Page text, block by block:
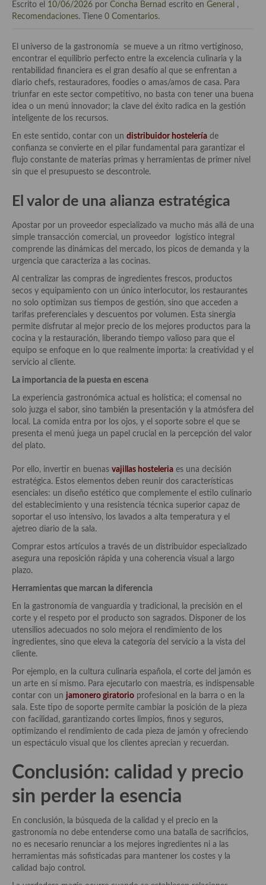
Tiendas especiales
Especias, hierbas, condimentos, espesantes y aditivos
Historia de la gastronomía, platos celebres, cocineros, críticos,
historias culinarias y otras cosas
Origen y evolución de la comida
Protocolo y buenas maneras.
Ocio – restaurantes, bares, tabernas
Viajes eno-gastro-turísticos
Las opiniones de la «Cocinera»
Prensa
Recetas
Acompañamientos
Airfryer recetas
Aderezos, salsas, vinagretas, especias, hierbas aromáticas o
Especias, mezclas de especias
Hierbas aromáticas
Aceites
Mojos y pastas
Sales y polvos
Salsas y mojos
Aperitivos
Bebidas
Bocadillos, hamburguesas, sándwich, emparedados, tostas y
demás
Entrantes y primeros platos
Ensaladas
Entrantes
Gazpachos, salmorejos, sopas y cremas frías
Quínoa
Pasta
Arroces Y fideuás
Cuscús
Huevos
Escrito el 10/06/2026 por Concha Bernad escrito en General
,
Recomendaciones. Tiene 0 Comentarios.
El universo de la gastronomía se mueve a un ritmo vertiginoso,
encontrar el equilibrio perfecto entre la excelencia culinaria y la
rentabilidad financiera es el gran desafío al que se enfrentan a
diario chefs, restauradores, foodies o amas/amos de casa. Para
triunfar en este sector competitivo, no basta con tener una buena
idea o un menú innovador; la clave del éxito radica en la gestión
inteligente de los recursos.
En este sentido, contar con un distribuidor hostelería de
confianza se convierte en el pilar fundamental para garantizar el
flujo constante de materias primas y herramientas de primer nivel
sin que el presupuesto se descontrole.
El valor de una alianza estratégica
Apostar por un proveedor especializado va mucho más allá de una
simple transacción comercial, un proveedor logístico integral
comprende las dinámicas del mercado, los picos de demanda y la
urgencia que caracteriza a las cocinas.
Al centralizar las compras de ingredientes frescos, productos
secos y equipamiento con un único interlocutor, los restaurantes
no solo optimizan sus tiempos de gestión, sino que acceden a
tarifas preferenciales y descuentos por volumen. Esta sinergia
permite disfrutar al mejor precio de los mejores productos para la
cocina y la restauración, liberando tiempo valioso para que el
equipo se enfoque en lo que realmente importa: la creatividad y el
servicio al cliente.
La importancia de la puesta en escena
La experiencia gastronómica actual es holística; el comensal no
solo juzga el sabor, sino también la presentación y la atmósfera del
local. La comida entra por los ojos, y el soporte sobre el que se
presenta el menú juega un papel crucial en la percepción del valor
del plato.
Por ello, invertir en buenas vajillas hosteleria es una decisión
estratégica. Estos elementos deben reunir dos características
esenciales: un diseño estético que complemente el estilo culinario
del establecimiento y una resistencia técnica superior capaz de
soportar el uso intensivo, los lavados a alta temperatura y el
ajetreo diario de la sala.
Comprar estos artículos a través de un distribuidor especializado
asegura una reposición rápida y una coherencia visual a largo
plazo.
Herramientas que marcan la diferencia
En la gastronomía de vanguardia y tradicional, la precisión en el
corte y el respeto por el producto son sagrados. Disponer de los
utensilios adecuados no solo mejora el rendimiento de los
ingredientes, sino que eleva la categoría del servicio a la vista del
cliente.
Por ejemplo, en la cultura culinaria española, el corte del jamón es
un arte en sí mismo. Para ejecutarlo con maestría, es indispensable
contar con un jamonero giratorio profesional en la barra o en la
sala. Este tipo de soporte permite cambiar la posición de la pieza
con facilidad, garantizando cortes limpios, finos y seguros,
optimizando el rendimiento de cada pieza de jamón y ofreciendo
un espectáculo visual que los clientes aprecian y recuerdan.
Conclusión: calidad y precio
sin perder la esencia
En conclusión, la búsqueda de la calidad y el precio en la
gastronomía no debe entenderse como una batalla de sacrificios,
no es necesario renunciar a los mejores ingredientes ni a las
herramientas más sofisticadas para mantener los costes y la
calidad bajo control.